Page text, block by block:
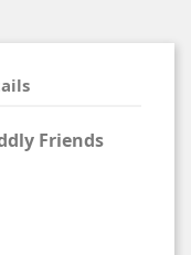
Friends